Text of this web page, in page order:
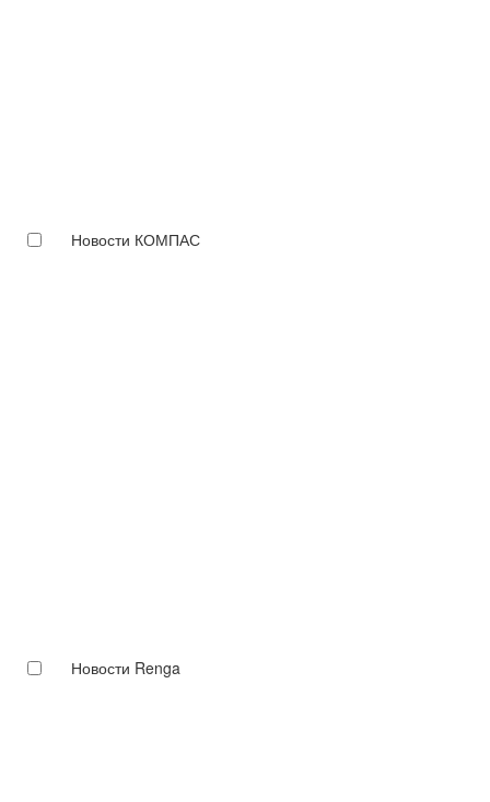
Новости КОМПАС
Новости Renga